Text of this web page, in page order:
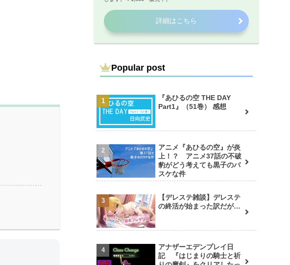
詳細はこちら
Popular post
『あひるの空 THE DAY
Part1』（51巻） 感想
アニメ『あひるの空』が炎
上！？ アニメ37話の不破
豹がどう考えても黒子のバ
スケな件
【デレステ雑談】デレステ
の終活が始まった訳だが…
アナザーエデンプレイ日
記 『はじまりの騎士と祈